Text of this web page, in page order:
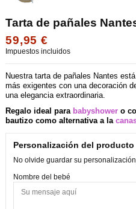
Tarta de pañales
59,95 €
Impuestos incluidos
Nuestra tarta de pañales Nantes
más exigentes con una decoración
una elegancia extraordinaria.
Regalo ideal para babyshower o
bautizo como alternativa a la
Personalización del producto
No olvide guardar su
Nombre del bebé